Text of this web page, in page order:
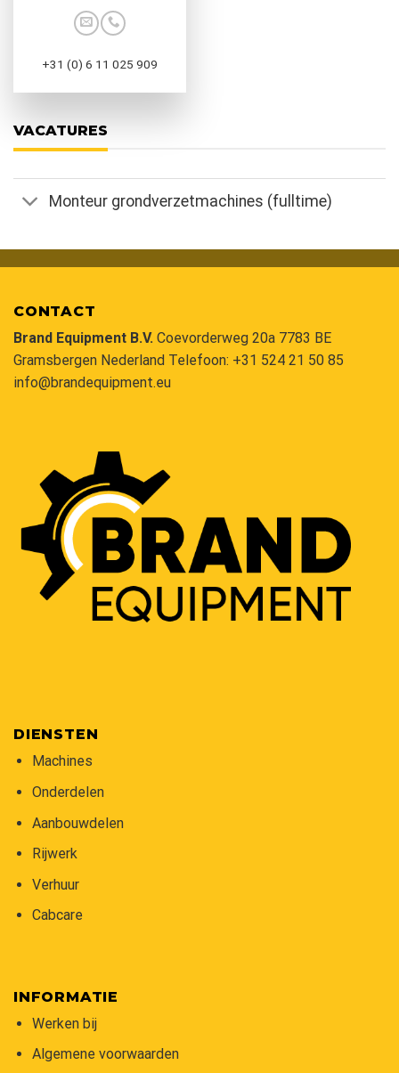
+31 (0) 6 11 025 909
VACATURES
Monteur grondverzetmachines (fulltime)
CONTACT
Brand Equipment B.V. Coevorderweg 20a 7783 BE
Gramsbergen Nederland Telefoon: +31 524 21 50 85
info@brandequipment.eu
DIENSTEN
Machines
Onderdelen
Aanbouwdelen
Rijwerk
Verhuur
Cabcare
INFORMATIE
Werken bij
Algemene voorwaarden